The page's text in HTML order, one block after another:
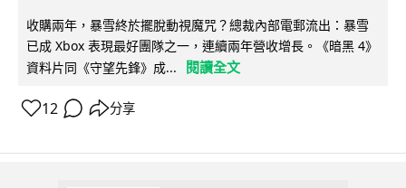
收購兩年，暴雪終於擺脫動視魔咒？總裁內部電郵流出：暴雪
已成 Xbox 表現最好團隊之一，連續兩年營收增長。《暗黑 4》
資料片同《守望先鋒》成...
閱讀全文
12 分享